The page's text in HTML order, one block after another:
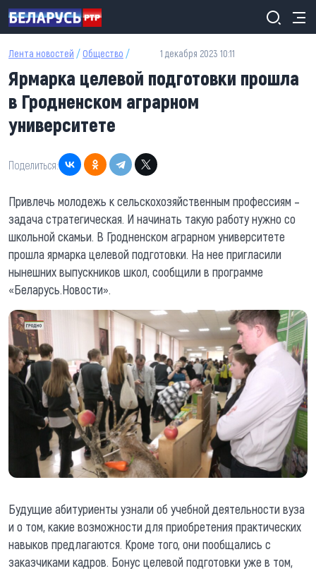
Перейти к основному содержанию
Лента новостей / Общество / 1 декабря 2023 10:11
Ярмарка целевой подготовки прошла
в Гродненском аграрном
университете
Поделиться:
Привлечь молодежь к сельскохозяйственным профессиям –
задача стратегическая. И начинать такую работу нужно со
школьной скамьи. В Гродненском аграрном университете
прошла ярмарка целевой подготовки. На нее пригласили
нынешних выпускников школ, сообщили в программе
«Беларусь.Новости».
Будущие абитуриенты узнали об учебной деятельности вуза
и о том, какие возможности для приобретения практических
навыков предлагаются. Кроме того, они пообщались с
заказчиками кадров. Бонус целевой подготовки уже в том,